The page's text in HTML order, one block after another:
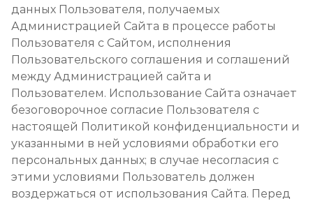
данных Пользователя, получаемых
Администрацией Сайта в процессе работы
Пользователя с Сайтом, исполнения
Пользовательского соглашения и соглашений
между Администрацией сайта и
Пользователем. Использование Сайта означает
безоговорочное согласие Пользователя с
настоящей Политикой конфиденциальности и
указанными в ней условиями обработки его
персональных данных; в случае несогласия с
этими условиями Пользователь должен
воздержаться от использования Сайта. Перед